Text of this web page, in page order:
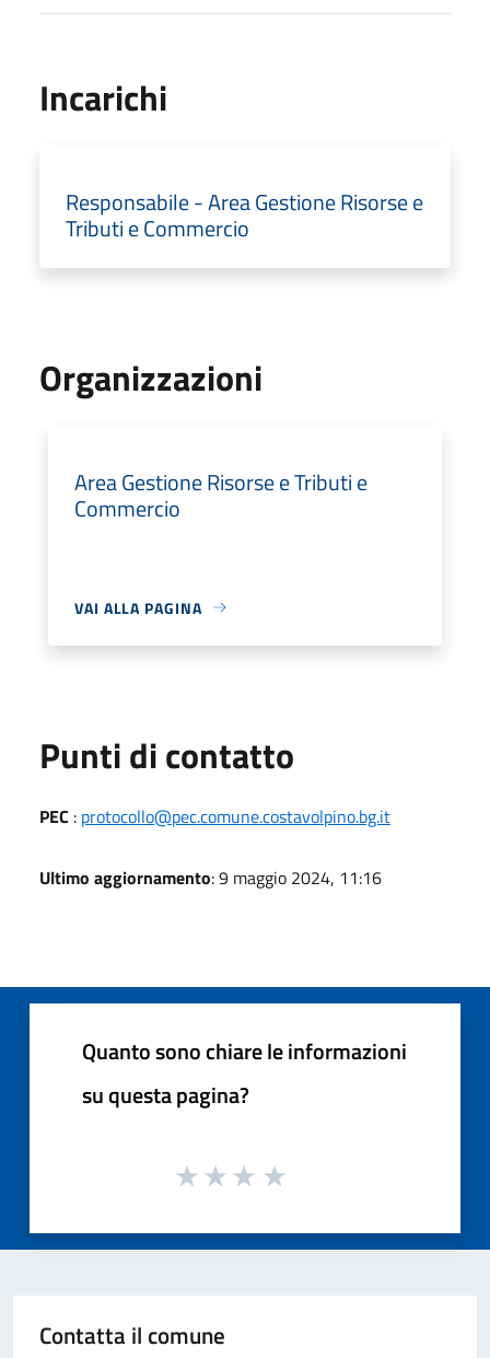
Incarichi
Responsabile - Area Gestione Risorse e
Tributi e Commercio
Organizzazioni
Area Gestione Risorse e Tributi e
Commercio
VAI ALLA PAGINA
Punti di contatto
PEC : protocollo@pec.comune.costavolpino.bg.it
Ultimo aggiornamento: 9 maggio 2024, 11:16
Quanto sono chiare le informazioni
su questa pagina?
Contatta il comune